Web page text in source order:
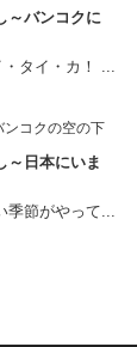
～バンコクに
タイ・カ！ ...
ンコクの空の下
～日本にいま
季節がやって...